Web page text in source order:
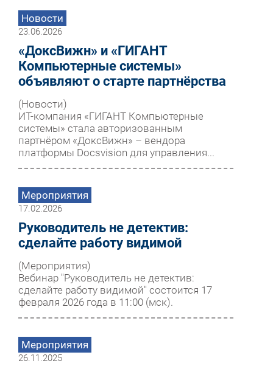
Новости
23.06.2026
«ДоксВижн» и «ГИГАНТ
Компьютерные системы»
объявляют о старте партнёрства
(Новости)
ИТ-компания «ГИГАНТ Компьютерные
системы» стала авторизованным
партнёром «ДоксВижн» – вендора
платформы Docsvision для управления...
Мероприятия
17.02.2026
Руководитель не детектив:
сделайте работу видимой
(Мероприятия)
Вебинар "Руководитель не детектив:
сделайте работу видимой" состоится 17
февраля 2026 года в 11:00 (мск).
Мероприятия
26.11.2025